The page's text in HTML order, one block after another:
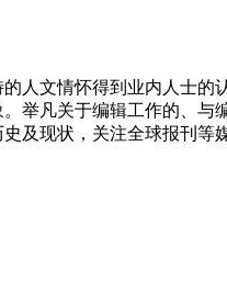
人文情怀得到业内人士
举凡关于编辑工作的、与
及现状，关注全球报刊等